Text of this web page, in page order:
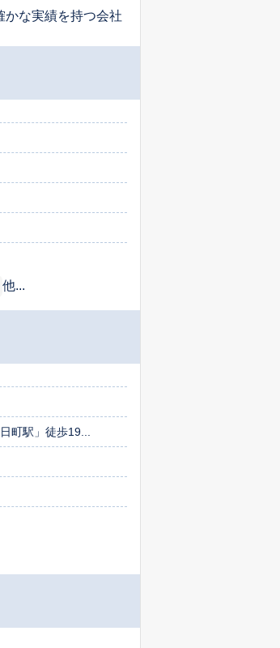
かな実績を持つ会社
他...
町駅」徒歩19...